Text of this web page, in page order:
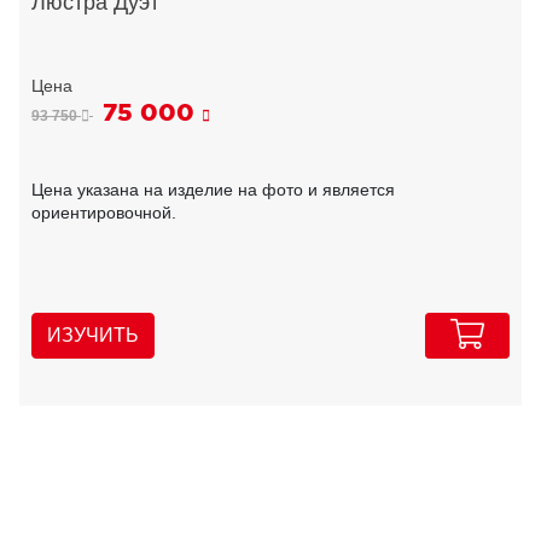
93 750 75 000
Цена указана на изделие на фото и является
ориентировочной.
ИЗУЧИТЬ